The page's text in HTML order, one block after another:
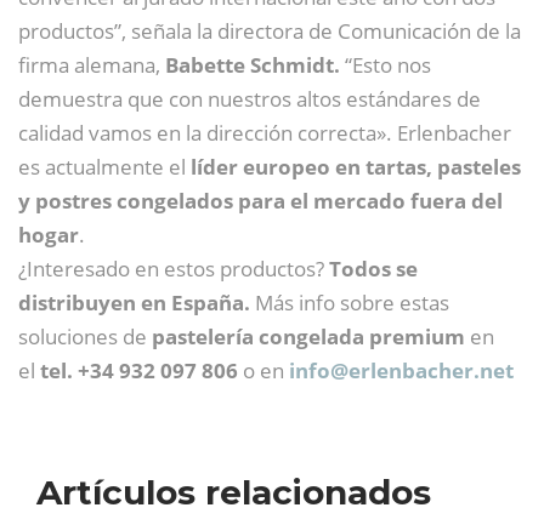
productos”, señala la directora de Comunicación de la
firma alemana, Babette Schmidt. “Esto nos
demuestra que con nuestros altos estándares de
calidad vamos en la dirección correcta». Erlenbacher
es actualmente el líder europeo en tartas, pasteles
y postres congelados para el mercado fuera del
hogar.
¿Interesado en estos productos?Todos se
distribuyen en España. Más info sobre estas
soluciones de pastelería congelada premium en
el tel. +34 932 097 806 o en info@erlenbacher.net
Artículos relacionados